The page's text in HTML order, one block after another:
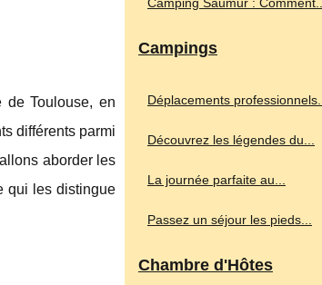
de Toulouse, en
différents parmi
aborder les
qui les distingue
Campings
Déplacements professionnels...
Découvrez les légendes du...
La journée parfaite au...
Passez un séjour les pieds...
Chambre d'Hôtes